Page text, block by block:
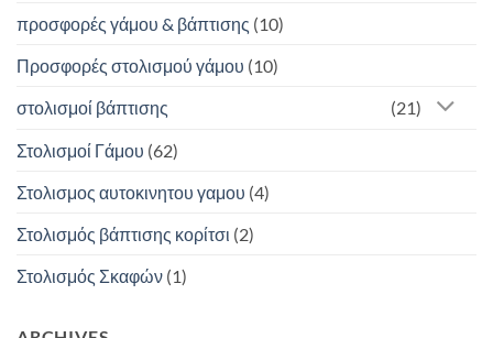
προσφορές γάμου & βάπτισης (10)
Προσφορές στολισμού γάμου (10)
στολισμοί βάπτισης (21)
Στολισμοί Γάμου (62)
Στολισμος αυτοκινητου γαμου (4)
Στολισμός βάπτισης κορίτσι (2)
Στολισμός Σκαφών (1)